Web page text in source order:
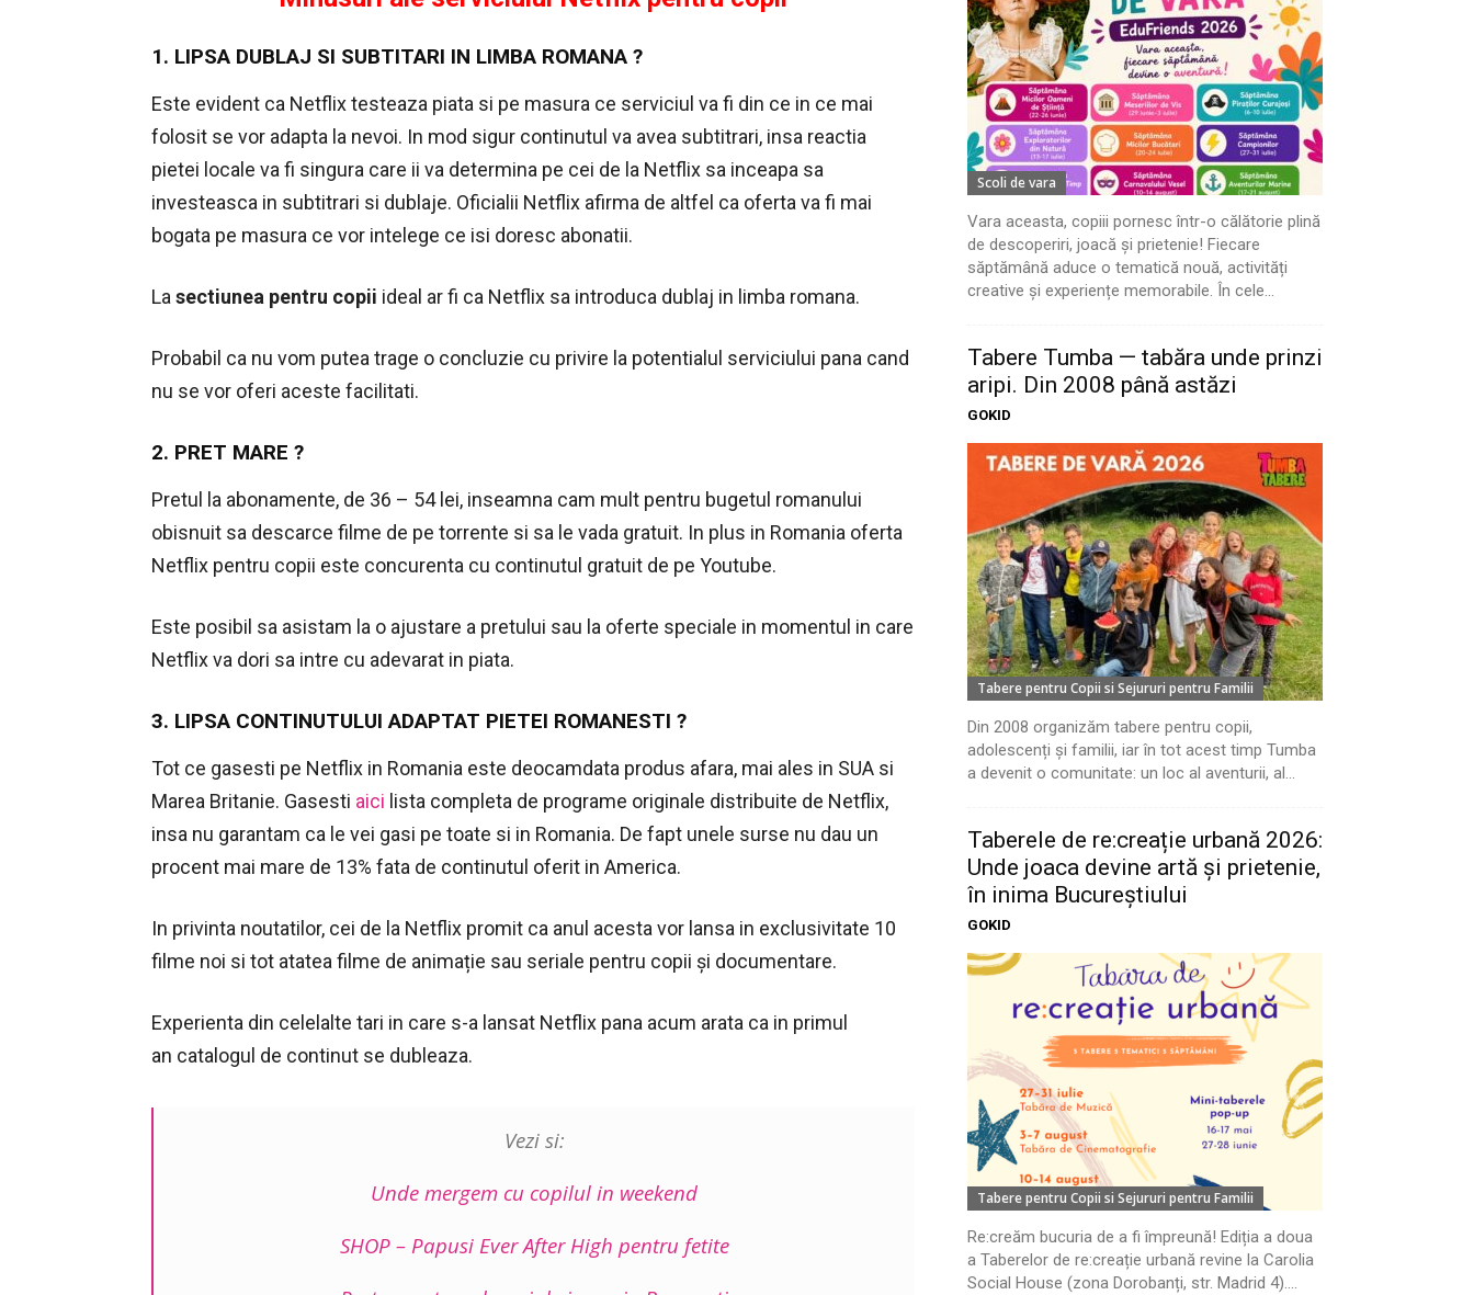
1. LIPSA DUBLAJ SI SUBTITARI IN LIMBA ROMANA ?
Este evident ca Netflix testeaza piata si pe masura ce serviciul va fi din ce in ce mai
folosit se vor adapta la nevoi. In mod sigur continutul va avea subtitrari, insa reactia
pietei locale va fi singura care ii va determina pe cei de la Netflix sa inceapa sa
investeasca in subtitrari si dublaje. Oficialii Netflix afirma de altfel ca oferta va fi mai
bogata pe masura ce vor intelege ce isi doresc abonatii.
La sectiunea pentru copii ideal ar fi ca Netflix sa introduca dublaj in limba romana.
Probabil ca nu vom putea trage o concluzie cu privire la potentialul serviciului pana cand
nu se vor oferi aceste facilitati.
2. PRET MARE ?
Pretul la abonamente, de 36 – 54 lei, inseamna cam mult pentru bugetul romanului
obisnuit sa descarce filme de pe torrente si sa le vada gratuit. In plus in Romania oferta
Netflix pentru copii este concurenta cu continutul gratuit de pe Youtube.
Este posibil sa asistam la o ajustare a pretului sau la oferte speciale in momentul in care
Netflix va dori sa intre cu adevarat in piata.
3. LIPSA CONTINUTULUI ADAPTAT PIETEI ROMANESTI ?
Tot ce gasesti pe Netflix in Romania este deocamdata produs afara, mai ales in SUA si
Marea Britanie. Gasesti aici lista completa de programe originale distribuite de Netflix,
insa nu garantam ca le vei gasi pe toate si in Romania. De fapt unele surse nu dau un
procent mai mare de 13% fata de continutul oferit in America.
In privinta noutatilor, cei de la Netflix promit ca anul acesta vor lansa in exclusivitate 10
filme noi si tot atatea filme de animație sau seriale pentru copii și documentare.
Experienta din celelalte tari in care s-a lansat Netflix pana acum arata ca in primul
an catalogul de continut se dubleaza.
Vezi si:
Unde mergem cu copilul in weekend
SHOP – Papusi Ever After High pentru fetite
Scoli de vara
Vara aceasta, copiii pornesc într-o călătorie plină
de descoperiri, joacă și prietenie! Fiecare
săptămână aduce o tematică nouă, activități
creative și experiențe memorabile. În cele...
Tabere Tumba — tabăra unde prinzi
aripi. Din 2008 până astăzi
GOKID
Tabere pentru Copii si Sejururi pentru Familii
Din 2008 organizăm tabere pentru copii,
adolescenți și familii, iar în tot acest timp Tumba
a devenit o comunitate: un loc al aventurii, al...
Taberele de re:creație urbană 2026:
Unde joaca devine artă și prietenie,
în inima Bucureștiului
GOKID
Tabere pentru Copii si Sejururi pentru Familii
Re:creăm bucuria de a fi împreună! Ediția a doua
a Taberelor de re:creație urbană revine la Carolia
Social House (zona Dorobanți, str. Madrid 4)....